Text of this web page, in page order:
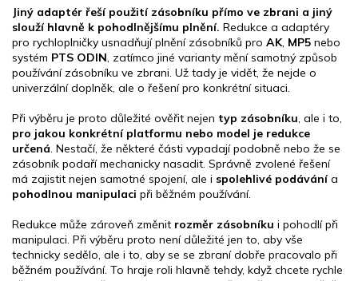
v
ý
p
i
s
u
Jiný adaptér řeší použití zásobníku přímo ve zbrani a jiný
slouží hlavně k pohodlnějšímu plnění. Redukce a adaptéry
pro rychloplničky usnadňují plnění zásobníků pro AK, MP5 nebo
systém PTS ODIN, zatímco jiné varianty mění samotný způsob
používání zásobníku ve zbrani. Už tady je vidět, že nejde o
univerzální doplněk, ale o řešení pro konkrétní situaci.
Při výběru je proto důležité ověřit nejen typ zásobníku, ale i to,
pro jakou konkrétní platformu nebo model je redukce
určená. Nestačí, že některé části vypadají podobně nebo že se
zásobník podaří mechanicky nasadit. Správně zvolené řešení
má zajistit nejen samotné spojení, ale i spolehlivé podávánía
pohodlnou manipulaci při běžném používání.
Redukce může zároveň změnit rozměr zásobníku i pohodlí při
manipulaci. Při výběru proto není důležité jen to, aby vše
technicky sedělo, ale i to, aby se se zbraní dobře pracovalo při
běžném používání. To hraje roli hlavně tehdy, když chcete rychle